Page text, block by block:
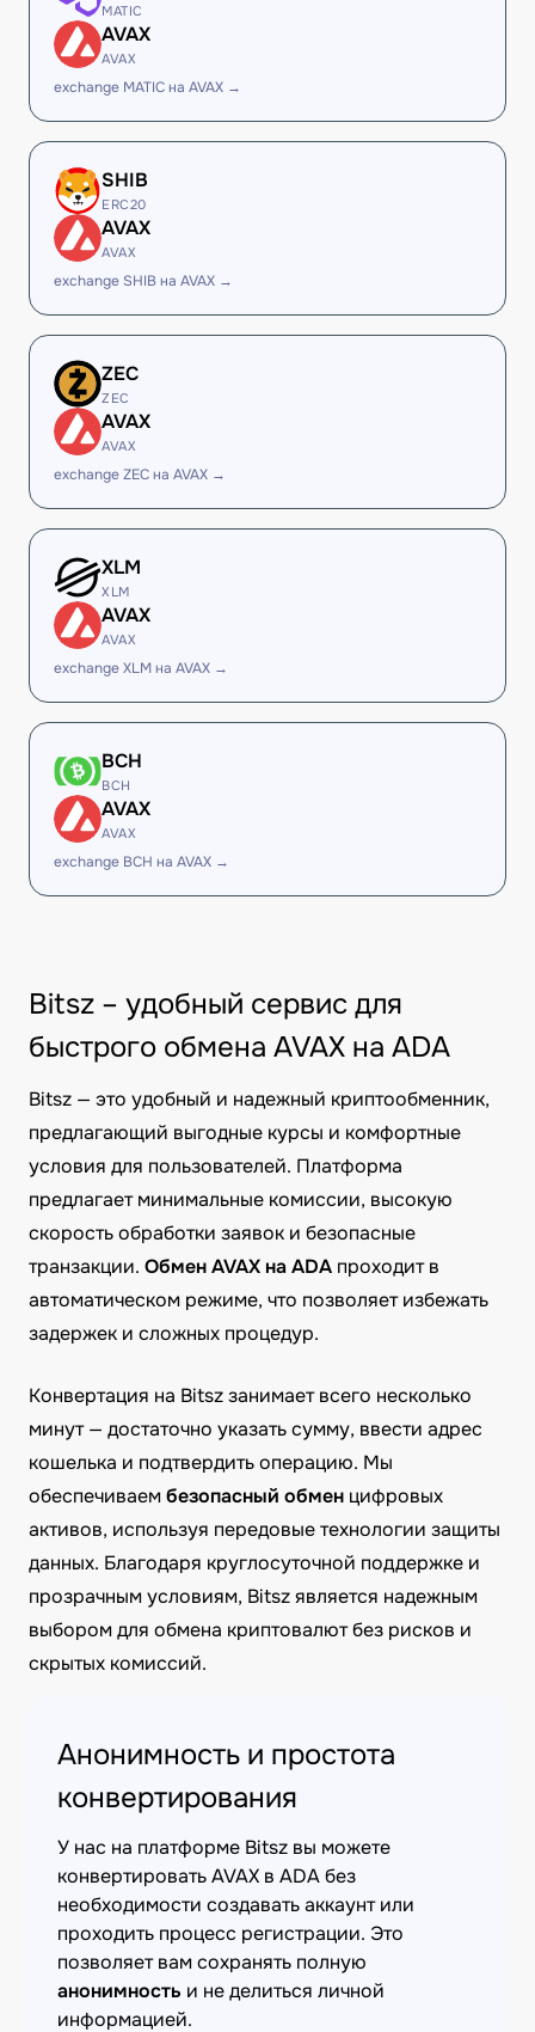
MATIC
AVAX
AVAX
exchange MATIC на AVAX →
SHIB
ERC20
AVAX
AVAX
exchange SHIB на AVAX →
ZEC
ZEC
AVAX
AVAX
exchange ZEC на AVAX →
XLM
XLM
AVAX
AVAX
exchange XLM на AVAX →
BCH
BCH
AVAX
AVAX
exchange BCH на AVAX →
Bitsz – удобный сервис для
быстрого обмена AVAX на ADA
Bitsz — это удобный и надежный криптообменник,
предлагающий выгодные курсы и комфортные
условия для пользователей. Платформа
предлагает минимальные комиссии, высокую
скорость обработки заявок и безопасные
транзакции. Обмен AVAX на ADA проходит в
автоматическом режиме, что позволяет избежать
задержек и сложных процедур.
Конвертация на Bitsz занимает всего несколько
минут — достаточно указать сумму, ввести адрес
кошелька и подтвердить операцию. Мы
обеспечиваембезопасный обмен цифровых
активов, используя передовые технологии защиты
данных. Благодаря круглосуточной поддержке и
прозрачным условиям, Bitsz является надежным
выбором для обмена криптовалют без рисков и
скрытых комиссий.
Анонимность и простота
конвертирования
У нас на платформе Bitsz вы можете
конвертировать AVAX в ADA без
необходимости создавать аккаунт или
проходить процесс регистрации. Это
позволяет вам сохранять полную
анонимность и не делиться личной
информацией.